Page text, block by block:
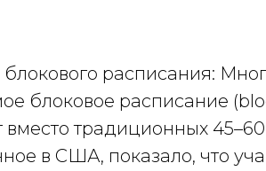
расписания:
блоковое расписание
вместо традиционных
в США, показало, что